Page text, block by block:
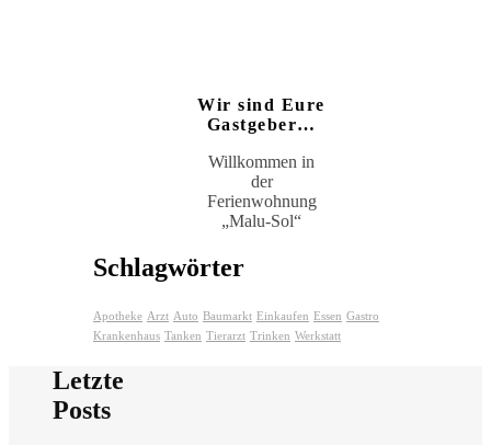
Wir sind Eure
Gastgeber…
Willkommen in
der
Ferienwohnung
„Malu-Sol“
Schlagwörter
Apotheke Arzt Auto Baumarkt Einkaufen Essen Gastro
Krankenhaus Tanken Tierarzt Trinken Werkstatt
Letzte
Posts